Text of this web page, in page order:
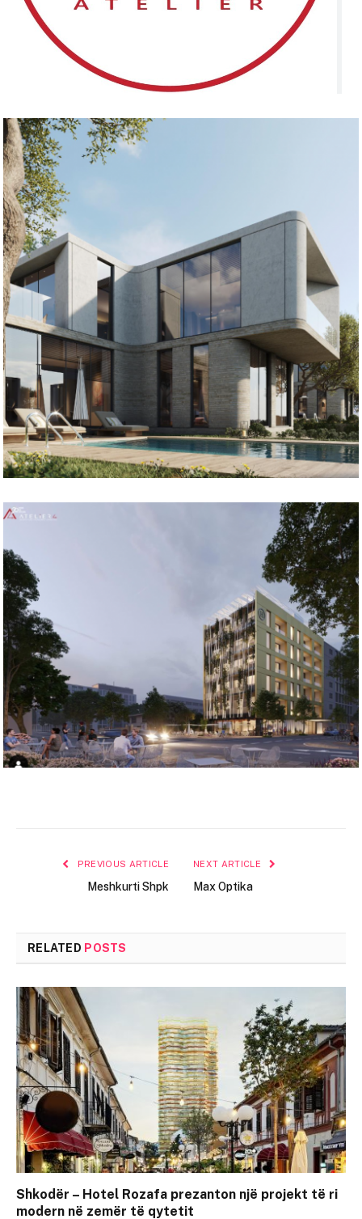
PREVIOUS ARTICLE
Meshkurti Shpk
NEXT ARTICLE
Max Optika
RELATED POSTS
Shkodër – Hotel Rozafa prezanton një projekt të ri
modern në zemër të qytetit